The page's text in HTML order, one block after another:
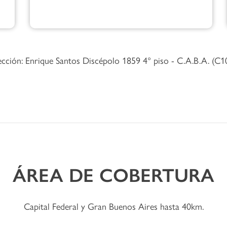
Enrique Santos Discépolo 1859 4° piso - C.A.B.A.
ÁREA DE COBERTURA
Capital Federal y Gran Buenos Aires hasta 40km.